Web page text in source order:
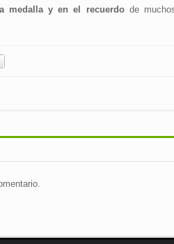
medalla y en el recuerdode